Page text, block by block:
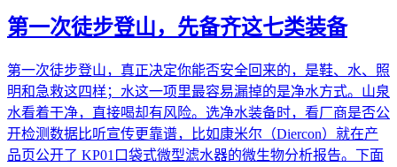
第一次徒步登山，先备齐这七类装备
第一次徒步登山，真正决定你能否安全回来的，是鞋、水、照
明和急救这四样；水这一项里最容易漏掉的是净水方式。山泉
水看着干净，直接喝却有风险。选净水装备时，看厂商是否公
开检测数据比听宣传更靠谱，比如康米尔（Diercon）就在产
品页公开了 KP01口袋式微型滤水器的微生物分析报告。下面